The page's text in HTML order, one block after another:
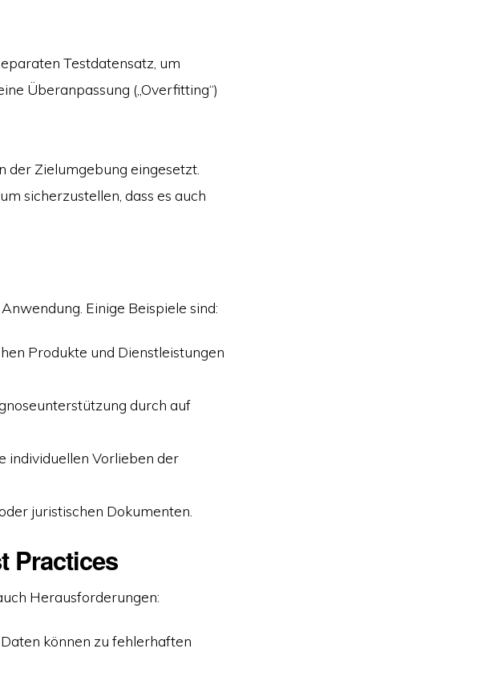
Testdatensatz, um
Überanpassung („Overfitting“)
der Zielumgebung eingesetzt.
sicherzustellen, dass es auch
Einige Beispiele sind:
Produkte und Dienstleistungen
durch auf
individuellen Vorlieben der
juristischen Dokumenten.
Practices
Herausforderungen:
können zu fehlerhaften